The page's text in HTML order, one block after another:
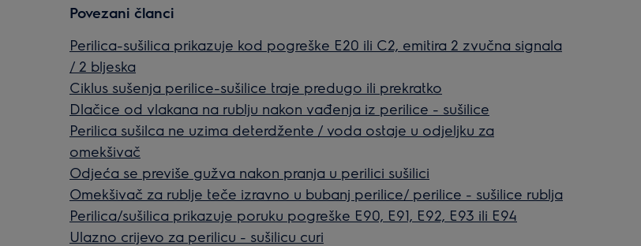
Povezani članci
Perilica-sušilica prikazuje kod pogreške E20 ili C2, emitira 2 zvučna signala
/ 2 bljeska
Ciklus sušenja perilice-sušilice traje predugo ili prekratko
Dlačice od vlakana na rublju nakon vađenja iz perilice - sušilice
Perilica sušilca ne uzima deterdžente / voda ostaje u odjeljku za
omekšivač
Odjeća se previše gužva nakon pranja u perilici sušilici
Omekšivač za rublje teče izravno u bubanj perilice/ perilice - sušilice rublja
Perilica/sušilica prikazuje poruku pogreške E90, E91, E92, E93 ili E94
Ulazno crijevo za perilicu - sušilicu curi